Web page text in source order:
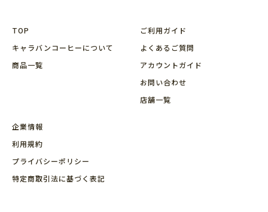
TOP
キャラバンコーヒーについて
商品⼀覧
ご利用ガイド
よくあるご質問
アカウントガイド
お問い合わせ
店舗⼀覧
企業情報
利用規約
プライバシーポリシー
特定商取引法に基づく表記